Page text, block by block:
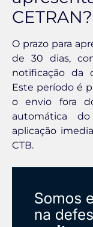
CETRAN?
O prazo para
de 30 dias,
notificação da
Este período é
o envio fora
automática
aplicação
CTB.